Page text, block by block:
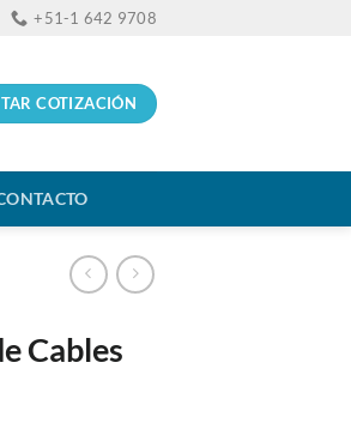
+51-1 642 9708
COTIZACIÓN
Cables